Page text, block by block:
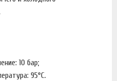
10 бар;
95°С.